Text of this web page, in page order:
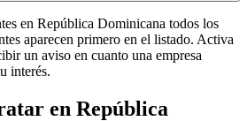
en República Dominicana todos los
aparecen primero en el listado. Activa
un aviso en cuanto una empresa
interés.
en República